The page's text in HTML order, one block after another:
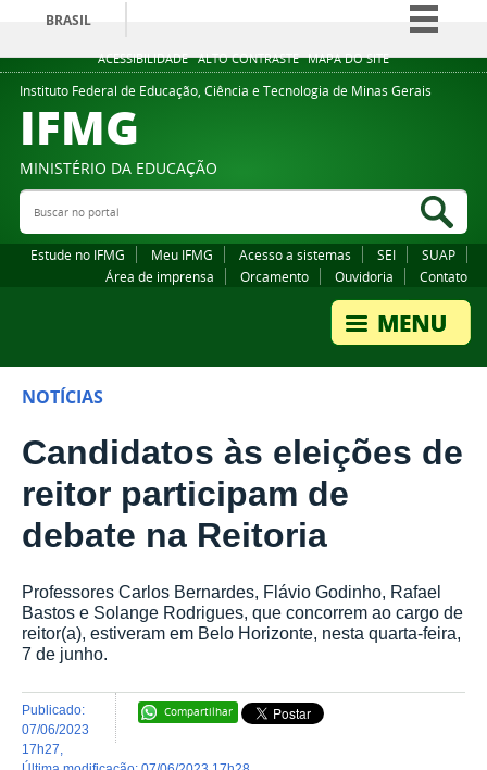
ACESSIBILIDADE ALTO CONTRASTE MAPA DO SITE
BRASIL
Simplifique!
Comunica BR
Legislação
Instituto Federal de Educação, Ciência e Tecnologia de Minas Gerais
IFMG
MINISTÉRIO DA EDUCAÇÃO
Buscar no portal
Estude no IFMG Meu IFMG Acesso a sistemas SEI
SUAP
Área de imprensa
Orcamento Ouvidoria Contato
NOTÍCIAS
Candidatos às eleições de
reitor participam de
debate na Reitoria
Professores Carlos Bernardes, Flávio Godinho, Rafael
Bastos e Solange Rodrigues, que concorrem ao cargo de
reitor(a), estiveram em Belo Horizonte, nesta quarta-feira,
7 de junho.
Compartilhar
publicado:
07/06/2023
17h27